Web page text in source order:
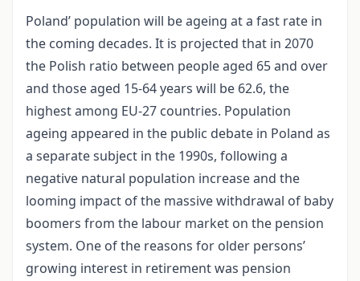
Poland’ population will be ageing at a fast rate in
the coming decades. It is projected that in 2070
the Polish ratio between people aged 65 and over
and those aged 15-64 years will be 62.6, the
highest among EU-27 countries. Population
ageing appeared in the public debate in Poland as
a separate subject in the 1990s, following a
negative natural population increase and the
looming impact of the massive withdrawal of baby
boomers from the labour market on the pension
system. One of the reasons for older persons’
growing interest in retirement was pension